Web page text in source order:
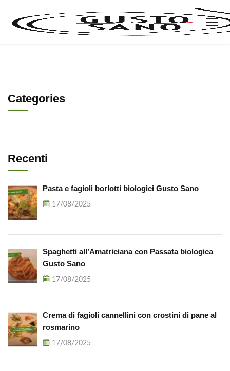
Categories
Recenti
Pasta e fagioli borlotti biologici Gusto Sano
17/08/2025
Spaghetti all’Amatriciana con Passata biologica
Gusto Sano
17/08/2025
Crema di fagioli cannellini con crostini di pane al
rosmarino
17/08/2025